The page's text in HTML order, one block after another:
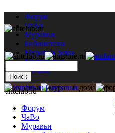
Форум
ЧаВо
Муравьи
Библиотека
Муравьи дома
Мастерская
Каталог
antclub.ru
Форум
ЧаВо
Муравьи